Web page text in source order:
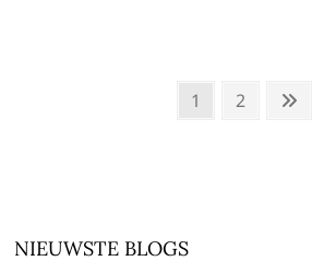
Page
1 Page
2
Next
NIEUWSTE BLOGS